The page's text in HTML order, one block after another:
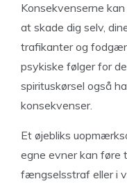
Konsekvenserne
at skade dig selv,
trafikanter og
psykiske følger for
spirituskørsel også
konsekvenser.
Et øjebliks
egne evner kan føre
fængselsstraf eller i